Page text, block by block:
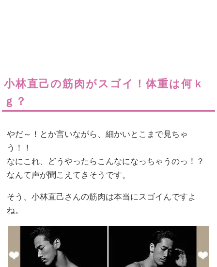
小林直己の筋肉がスゴイ！体重は何ｋ
ｇ？
やだ～！とか言いながら、細かいとこまで見ちゃ
う！！
なにこれ、どうやったらこんなになっちゃうのっ！？
なんて声が聞こえてきそうです。
そう、小林直己さんの筋肉は本当にスゴイんですよ
ね。